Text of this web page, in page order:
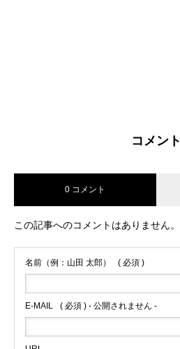
コメント
0 コメント
この記事へのコメントはありません。
名前（例：山田 太郎） ( 必須 )
E-MAIL ( 必須 ) - 公開されません -